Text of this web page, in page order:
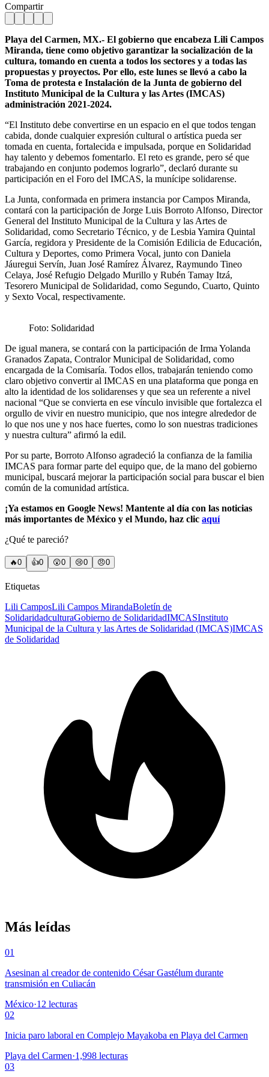
Compartir
Playa del Carmen, MX.- El gobierno que encabeza Lili Campos
Miranda, tiene como objetivo garantizar la socialización de la
cultura, tomando en cuenta a todos los sectores y a todas las
propuestas y proyectos. Por ello, este lunes se llevó a cabo la
Toma de protesta e Instalación de la Junta de gobierno del
Instituto Municipal de la Cultura y las Artes (IMCAS)
administración 2021-2024.
“El Instituto debe convertirse en un espacio en el que todos tengan
cabida, donde cualquier expresión cultural o artística pueda ser
tomada en cuenta, fortalecida e impulsada, porque en Solidaridad
hay talento y debemos fomentarlo. El reto es grande, pero sé que
trabajando en conjunto podemos lograrlo”, declaró durante su
participación en el Foro del IMCAS, la munícipe solidarense.
La Junta, conformada en primera instancia por Campos Miranda,
contará con la participación de Jorge Luis Borroto Alfonso, Director
General del Instituto Municipal de la Cultura y las Artes de
Solidaridad, como Secretario Técnico, y de Lesbia Yamira Quintal
García, regidora y Presidente de la Comisión Edilicia de Educación,
Cultura y Deportes, como Primera Vocal, junto con Daniela
Jáuregui Servín, Juan José Ramírez Álvarez, Raymundo Tineo
Celaya, José Refugio Delgado Murillo y Rubén Tamay Itzá,
Tesorero Municipal de Solidaridad, como Segundo, Cuarto, Quinto
y Sexto Vocal, respectivamente.
Foto: Solidaridad
De igual manera, se contará con la participación de Irma Yolanda
Granados Zapata, Contralor Municipal de Solidaridad, como
encargada de la Comisaría. Todos ellos, trabajarán teniendo como
claro objetivo convertir al IMCAS en una plataforma que ponga en
alto la identidad de los solidarenses y que sea un referente a nivel
nacional “Que se convierta en ese vínculo invisible que fortalezca el
orgullo de vivir en nuestro municipio, que nos integre alrededor de
lo que nos une y nos hace fuertes, como lo son nuestras tradiciones
y nuestra cultura” afirmó la edil.
Por su parte, Borroto Alfonso agradeció la confianza de la familia
IMCAS para formar parte del equipo que, de la mano del gobierno
municipal, buscará mejorar la participación social para buscar el bien
común de la comunidad artística.
¡Ya estamos en Google News! Mantente al día con las noticias
más importantes de México y el Mundo, haz clic aquí
¿Qué te pareció?
🔥0 👍0 😲0 😢0 😠0
Etiquetas
Lili CamposLili Campos MirandaBoletín de
SolidaridadculturaGobierno de SolidaridadIMCASInstituto
Municipal de la Cultura y las Artes de Solidaridad (IMCAS)IMCAS
de Solidaridad
Más leídas
01
Asesinan al creador de contenido César Gastélum durante
transmisión en Culiacán
México·12 lecturas
02
Inicia paro laboral en Complejo Mayakoba en Playa del Carmen
Playa del Carmen·1,998 lecturas
03